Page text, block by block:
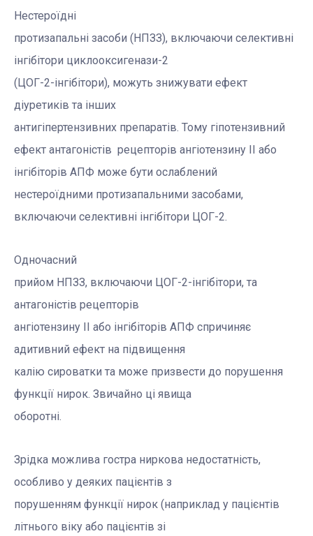
Нестероїдні
протизапальні засоби (НПЗЗ), включаючи селективні
інгібітори циклооксигенази-2
(ЦОГ-2-інгібітори), можуть знижувати ефект
діуретиків та інших
антигіпертензивних препаратів. Тому гіпотензивний
ефект антагоністів рецепторів ангіотензину II або
інгібіторів АПФ може бути ослаблений
нестероїдними протизапальними засобами,
включаючи селективні інгібітори ЦОГ-2.
Одночасний
прийом НПЗЗ, включаючи ЦОГ-2-інгібітори, та
антагоністів рецепторів
ангіотензину II або інгібіторів АПФ спричиняє
адитивний ефект на підвищення
калію сироватки та може призвести до порушення
функції нирок. Звичайно ці явища
оборотні.
Зрідка можлива гостра ниркова недостатність,
особливо у деяких пацієнтів з
порушенням функції нирок (наприклад у пацієнтів
літнього віку або пацієнтів зі